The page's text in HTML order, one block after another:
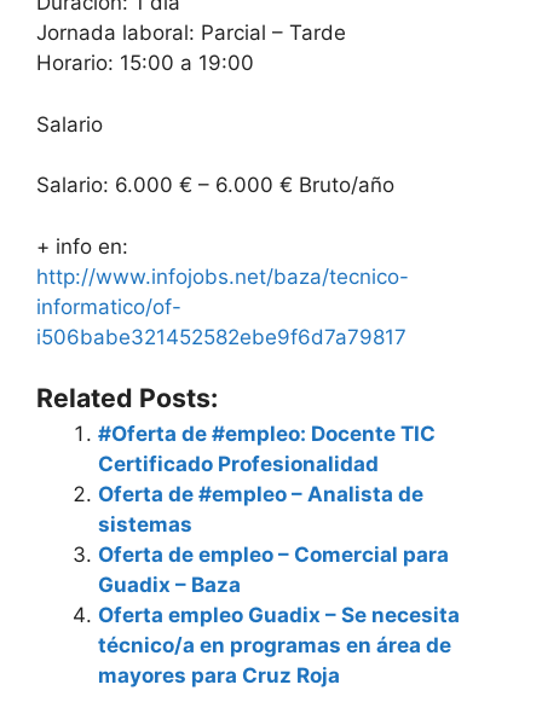
Jornada laboral: Parcial – Tarde
Horario: 15:00 a 19:00
Salario
Salario: 6.000 € – 6.000 € Bruto/año
+ info en:
http://www.infojobs.net/baza/tecnico-
informatico/of-
i506babe321452582ebe9f6d7a79817
Related Posts:
#Oferta de #empleo: Docente TIC
Certificado Profesionalidad
Oferta de #empleo – Analista de
sistemas
Oferta de empleo – Comercial para
Guadix – Baza
Oferta empleo Guadix – Se necesita
técnico/a en programas en área de
mayores para Cruz Roja